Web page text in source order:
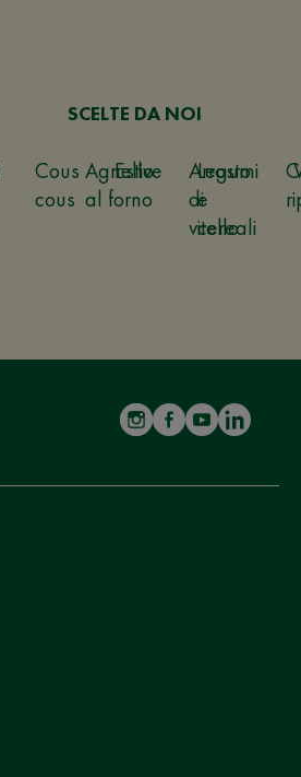
Cous
cous
Estive
Legumi
e
cereali
SCELTE DA NOI
Agnello
al forno
Arrosto
di
vitello